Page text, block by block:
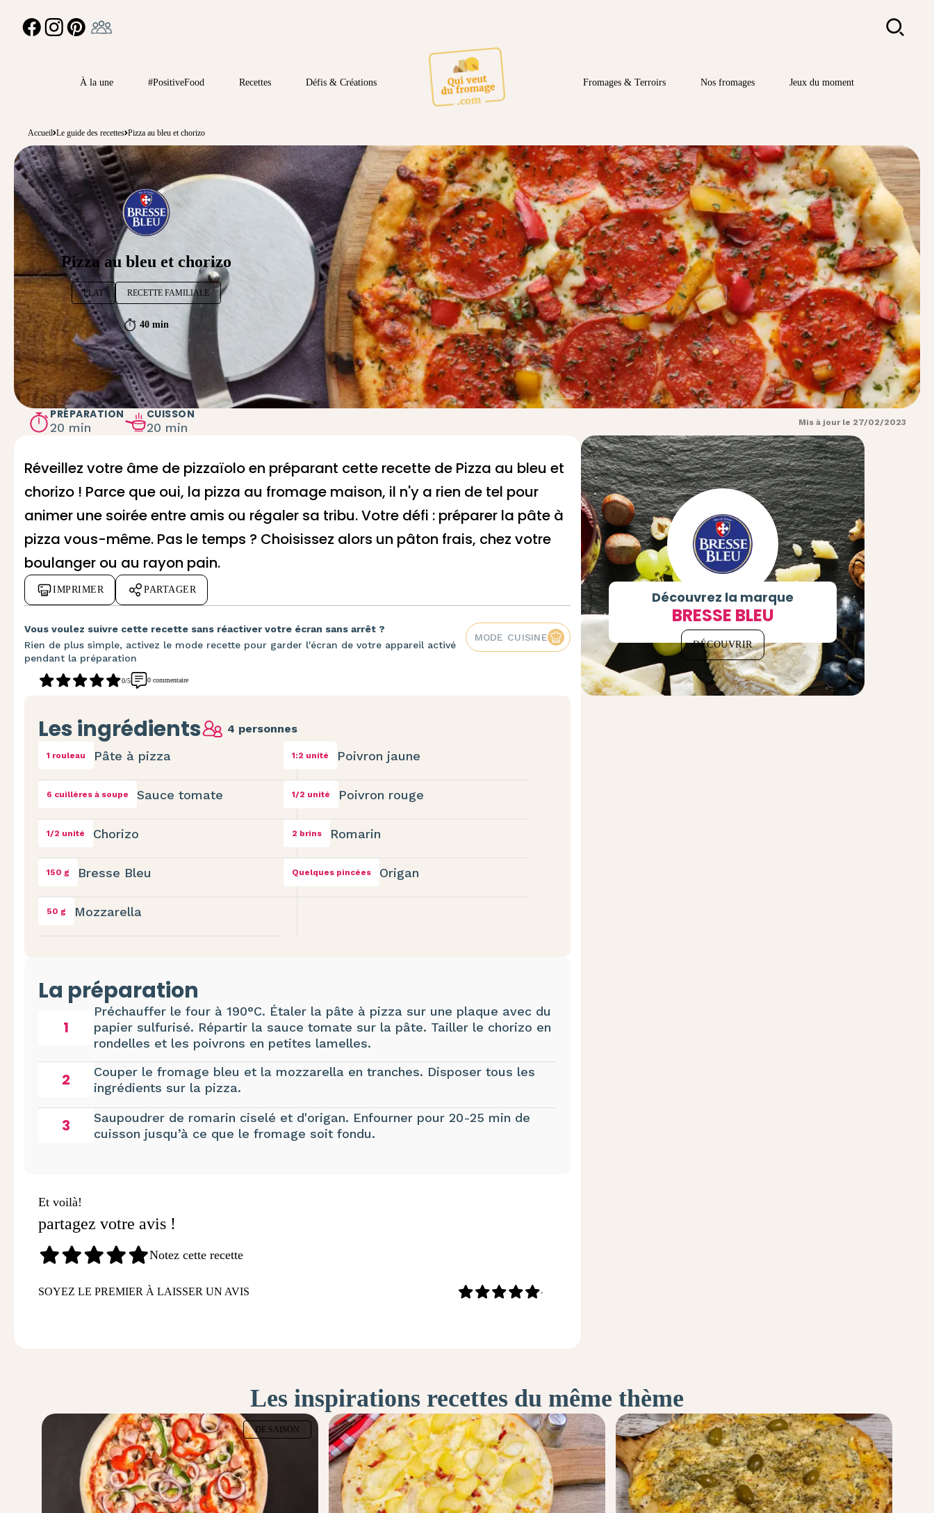
FACEBOOKINSTAGRAMPINTEREST Rechercher
À la une #PositiveFood Recettes Défis & Créations Fromages & Terroirs Nos fromages Jeux du moment
Accueil Le guide des recettes Pizza au bleu et chorizo
Pizza au bleu et chorizo
PLAT RECETTE FAMILIALE
40 min
PRÉPARATION
20 min
CUISSON
20 min Mis à jour le 27/02/2023
Réveillez votre âme de pizzaïolo en préparant cette recette de Pizza au bleu et
chorizo ! Parce que oui, la pizza au fromage maison, il n'y a rien de tel pour
animer une soirée entre amis ou régaler sa tribu. Votre défi : préparer la pâte à
pizza vous-même. Pas le temps ? Choisissez alors un pâton frais, chez votre
boulanger ou au rayon pain.
IMPRIMER PARTAGER
Vous voulez suivre cette recette sans réactiver votre écran sans arrêt ?
Rien de plus simple, activez le mode recette pour garder l'écran de votre appareil activé
pendant la préparation
MODE CUISINE
0/5 0 commentaire
Les ingrédients 4 personnes
1 rouleau Pâte à pizza
6 cuillères à soupe Sauce tomate
1/2 unité Chorizo
150 g Bresse Bleu
50 g Mozzarella
1:2 unité Poivron jaune
1/2 unité Poivron rouge
2 brins Romarin
Quelques pincées Origan
La préparation
1
Préchauffer le four à 190°C. Étaler la pâte à pizza sur une plaque avec du
papier sulfurisé. Répartir la sauce tomate sur la pâte. Tailler le chorizo en
rondelles et les poivrons en petites lamelles.
2
Couper le fromage bleu et la mozzarella en tranches. Disposer tous les
ingrédients sur la pizza.
3
Saupoudrer de romarin ciselé et d'origan. Enfourner pour 20-25 min de
cuisson jusqu’à ce que le fromage soit fondu.
Et voilà!
partagez votre avis !
Notez cette recette
SOYEZ LE PREMIER À LAISSER UN AVIS -
Découvrez la marque
BRESSE BLEU
DÉCOUVRIR
Les inspirations recettes du même thème
DE SAISON